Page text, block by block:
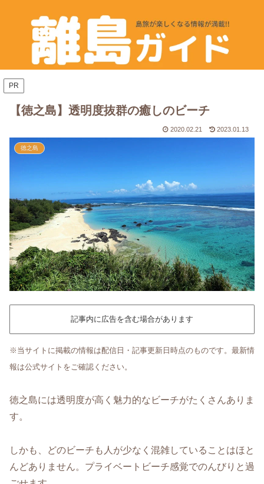
PR
【徳之島】透明度抜群の癒しのビーチ
2020.02.21 2023.01.13
徳之島
記事内に広告を含む場合があります
※当サイトに掲載の情報は配信日・記事更新日時点のものです。最新情
報は公式サイトをご確認ください。
徳之島には透明度が高く魅力的なビーチがたくさんありま
す。
しかも、どのビーチも人が少なく混雑していることはほと
んどありません。プライベートビーチ感覚でのんびりと過